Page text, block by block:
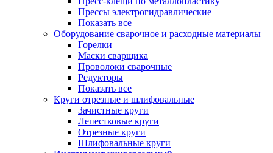
Прессы электрогидравлические
Показать все
Оборудование сварочное и расходные материалы
Горелки
Маски сварщика
Проволоки сварочные
Редукторы
Показать все
Круги отрезные и шлифовальные
Зачистные круги
Лепестковые круги
Отрезные круги
Шлифовальные круги